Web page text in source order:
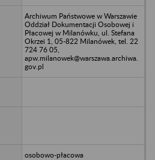
Archiwum Państwowe w Warszawie
Oddział Dokumentacji Osobowej i
Płacowej w Milanówku, ul. Stefana
Okrzei 1, 05-822 Milanówek, tel. 22
724 76 05,
apw.milanowek@warszawa.archiwa.
gov.pl
osobowo-płacowa